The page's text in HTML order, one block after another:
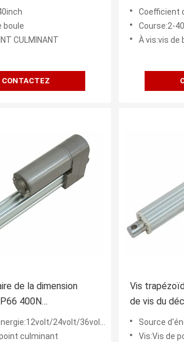
vis électrique
boule
CULMINANT
CONTACTEZ
force de la
voyage
Coefficient
Course:2-
À vis:vis de
de la dimension
400N
de vis grise
boule
24volt/36volt/48volt
culminant
Vis
de vis du
100mm de
voyage
Source
Vis:Vis de